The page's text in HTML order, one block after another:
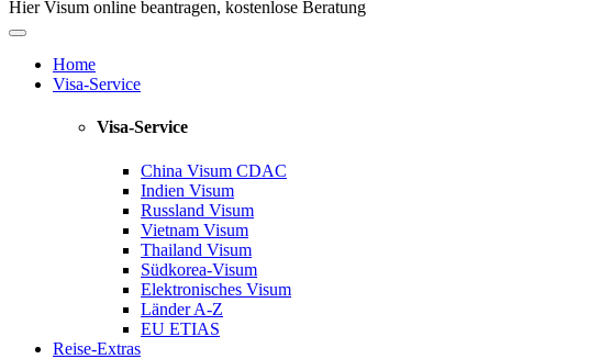
Hier Visum online beantragen, kostenlose Beratung
Home
Visa-Service
Visa-Service
China Visum CDAC
Indien Visum
Russland Visum
Vietnam Visum
Thailand Visum
Südkorea-Visum
Elektronisches Visum
Länder A-Z
EU ETIAS
Reise-Extras